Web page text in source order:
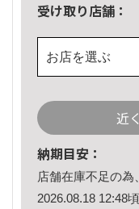
受け取り店舗：
お店を選ぶ
近
納期目安：
店舗在庫不足の為
2026.08.18 12:48